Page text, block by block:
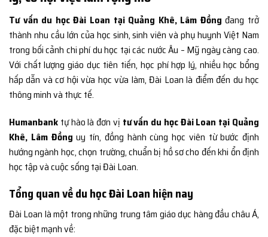
Tư vấn du học Đài Loan tại Quảng Khê, Lâm Đồng đang trở
thành nhu cầu lớn của học sinh, sinh viên và phụ huynh Việt Nam
trong bối cảnh chi phí du học tại các nước Âu – Mỹ ngày càng cao.
Với chất lượng giáo dục tiên tiến, học phí hợp lý, nhiều học bổng
hấp dẫn và cơ hội vừa học vừa làm, Đài Loan là điểm đến du học
thông minh và thực tế.
Humanbank tự hào là đơn vị tư vấn du học Đài Loan tại Quảng
Khê, Lâm Đồng uy tín, đồng hành cùng học viên từ bước định
hướng ngành học, chọn trường, chuẩn bị hồ sơ cho đến khi ổn định
học tập và cuộc sống tại Đài Loan.
Tổng quan về du học Đài Loan hiện nay
Đài Loan là một trong những trung tâm giáo dục hàng đầu châu Á,
đặc biệt mạnh về: